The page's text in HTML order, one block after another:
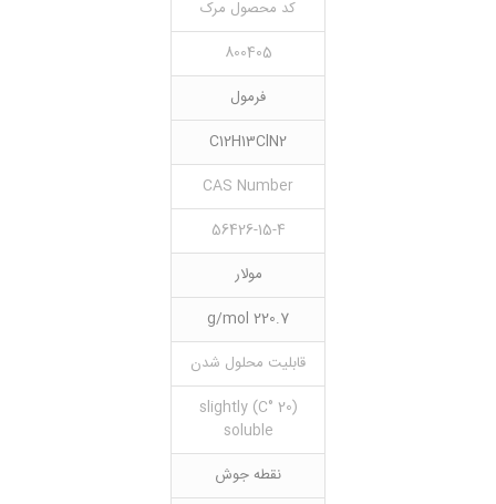
کد محصول مرک
800405
فرمول
C12H13ClN2
CAS Number
56426-15-4
مولار
220.7 g/mol
قابلیت محلول شدن
(20 °C) slightly
soluble
نقطه جوش